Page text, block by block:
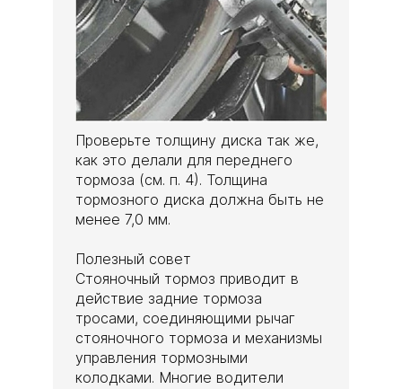
Проверьте толщину диска так же,
как это делали для переднего
тормоза (см. п. 4). Толщина
тормозного диска должна быть не
менее 7,0 мм.
Полезный совет
Стояночный тормоз приводит в
действие задние тормоза
тросами, соединяющими рычаг
стояночного тормоза и механизмы
управления тормозными
колодками. Многие водители